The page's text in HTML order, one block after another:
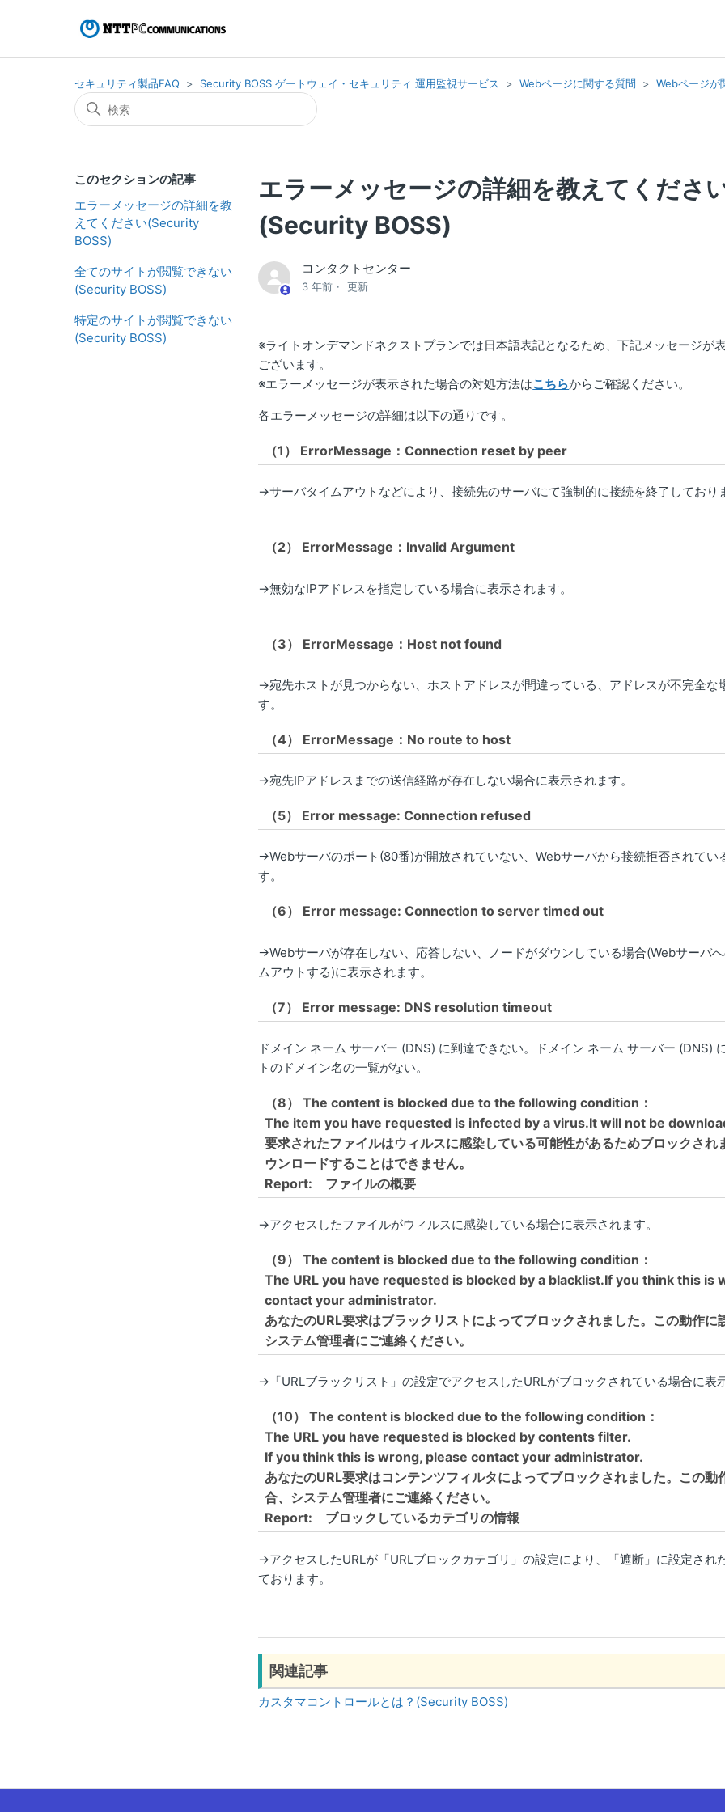
セキュリティ製品FAQ Security BOSS ゲートウェイ・セキュリティ 運用監視サービス Webページに関する質問 Webページが
このセクションの記事
エラーメッセージの詳細を教
えてください(Security
BOSS)
全てのサイトが閲覧できない
(Security BOSS)
特定のサイトが閲覧できない
(Security BOSS)
エラーメッセージの詳細を教えてくださ
(Security BOSS)
コンタクトセンター
3 年前 更新
※ライトオンデマンドネクストプランでは日本語表記となるため、下記メッセージが
ございます。
※エラーメッセージが表示された場合の対処方法はこちらからご確認ください。
各エラーメッセージの詳細は以下の通りです。
（1） ErrorMessage：Connection reset by peer
→サーバタイムアウトなどにより、接続先のサーバにて強制的に接続を終了しており
（2） ErrorMessage：Invalid Argument
→無効なIPアドレスを指定している場合に表示されます。
（3） ErrorMessage：Host not found
→宛先ホストが見つからない、ホストアドレスが間違っている、アドレスが不完全な
す。
（4） ErrorMessage：No route to host
→宛先IPアドレスまでの送信経路が存在しない場合に表示されます。
（5） Error message: Connection refused
→Webサーバのポート(80番)が開放されていない、Webサーバから接続拒否されてい
す。
（6） Error message: Connection to server timed out
→Webサーバが存在しない、応答しない、ノードがダウンしている場合(Webサーバ
ムアウトする)に表示されます。
（7） Error message: DNS resolution timeout
ドメイン ネーム サーバー (DNS) に到達できない。ドメイン ネーム サーバー (DNS)
トのドメイン名の一覧がない。
（8） The content is blocked due to the following condition：
The item you have requested is infected by a virus.It will not be
要求されたファイルはウィルスに感染している可能性があるためブロックされ
ウンロードすることはできません。
Report: ファイルの概要
→アクセスしたファイルがウィルスに感染している場合に表示されます。
（9） The content is blocked due to the following condition：
The URL you have requested is blocked by a blacklist.If you think this is
contact your administrator.
あなたのURL要求はブラックリストによってブロックされました。この動作に
システム管理者にご連絡ください。
→「URLブラックリスト」の設定でアクセスしたURLがブロックされている場合に表
（10） The content is blocked due to the following condition：
The URL you have requested is blocked by contents filter.
If you think this is wrong, please contact your administrator.
あなたのURL要求はコンテンツフィルタによってブロックされました。この動
合、システム管理者にご連絡ください。
Report: ブロックしているカテゴリの情報
→アクセスしたURLが「URLブロックカテゴリ」の設定により、「遮断」に設定され
ております。
関連記事
カスタマコントロールとは？(Security BOSS)